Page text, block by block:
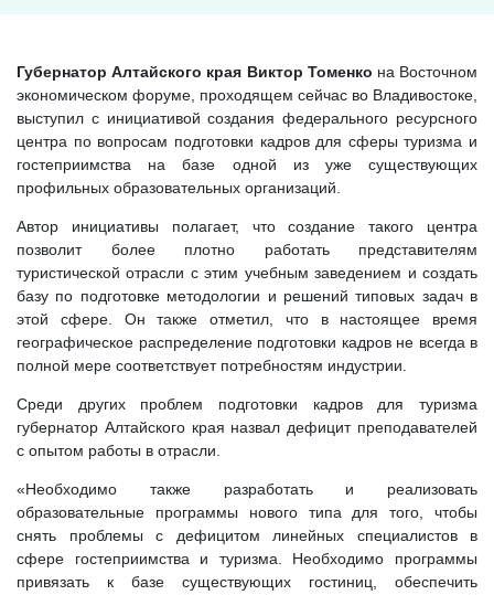
Губернатор Алтайского края Виктор Томенко на Восточном
экономическом форуме, проходящем сейчас во Владивостоке,
выступил с инициативой создания федерального ресурсного
центра по вопросам подготовки кадров для сферы туризма и
гостеприимства на базе одной из уже существующих
профильных образовательных организаций.
Автор инициативы полагает, что создание такого центра
позволит более плотно работать представителям
туристической отрасли с этим учебным заведением и создать
базу по подготовке методологии и решений типовых задач в
этой сфере. Он также отметил, что в настоящее время
географическое распределение подготовки кадров не всегда в
полной мере соответствует потребностям индустрии.
Среди других проблем подготовки кадров для туризма
губернатор Алтайского края назвал дефицит преподавателей
с опытом работы в отрасли.
«Необходимо также разработать и реализовать
образовательные программы нового типа для того, чтобы
снять проблемы с дефицитом линейных специалистов в
сфере гостеприимства и туризма. Необходимо программы
привязать к базе существующих гостиниц, обеспечить